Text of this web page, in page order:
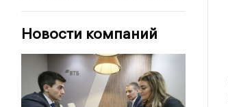
Новости компаний